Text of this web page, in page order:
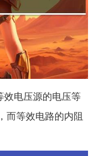
效电压源的电压等
而等效电路的内阻